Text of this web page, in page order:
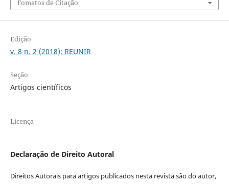
Fomatos de Citação
Edição
v. 8 n. 2 (2018): REUNIR
Seção
Artigos científicos
Licença
Declaração de Direito Autoral
Direitos Autorais para artigos publicados nesta revista são do autor,